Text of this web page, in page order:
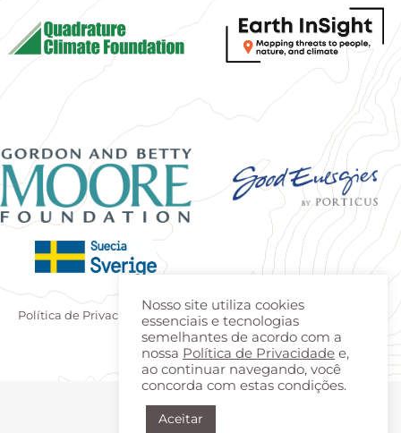
Política de Privacidade|Termos de uso| Produzido por
Teca|Login
Nosso site utiliza cookies
essenciais e tecnologias
semelhantes de acordo com a
nossa Política de Privacidade e,
ao continuar navegando, você
concorda com estas condições.
Aceitar